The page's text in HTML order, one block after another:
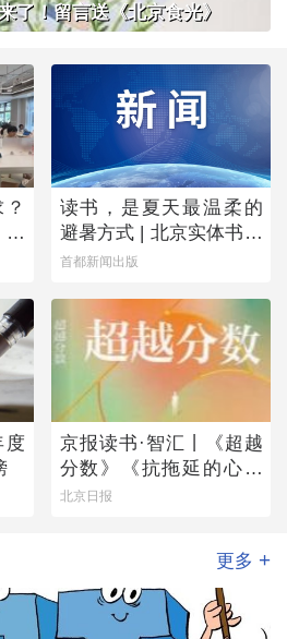
了！留言送《北京食光》
读书，是夏天最温柔的
避暑方式 | 北京实体书店
活动预告（8月1日-8月7
首都新闻出版
度
京报读书·智汇丨《超越
分数》《抗拖延的心理
学》《物理学的第一次
北京日报
更多 +